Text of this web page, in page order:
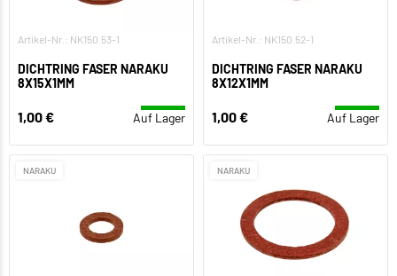
Artikel-Nr.: NK150.53-1
DICHTRING FASER NARAKU
8X15X1MM
1,00 € Auf Lager
Artikel-Nr.: NK150.52-1
DICHTRING FASER NARAKU
8X12X1MM
1,00 € Auf Lager
NARAKU NARAKU